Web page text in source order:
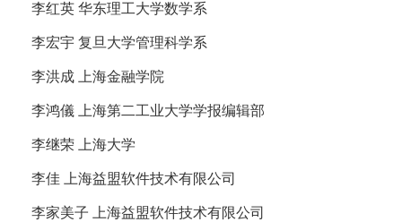
李红英 华东理工大学数学系
李宏宇 复旦大学管理科学系
李洪成 上海金融学院
李鸿儀 上海第二工业大学学报编辑部
李继荣 上海大学
李佳 上海益盟软件技术有限公司
李家美子 上海益盟软件技术有限公司